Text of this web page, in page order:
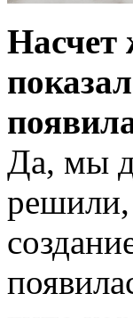
Насчет
Да, мы
решили,